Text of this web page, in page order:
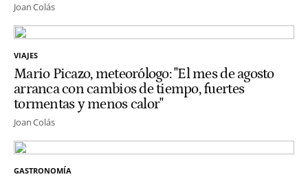
Joan Colás
VIAJES
Mario Picazo, meteorólogo: "El mes de agosto
arranca con cambios de tiempo, fuertes
tormentas y menos calor"
Joan Colás
GASTRONOMÍA